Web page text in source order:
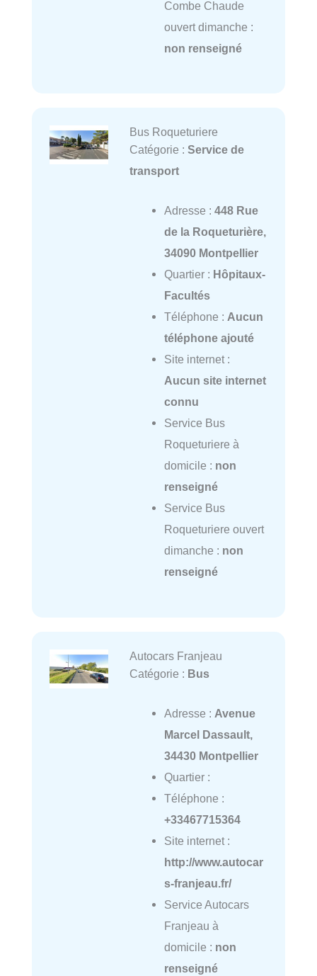
Combe Chaude
ouvert dimanche :
non renseigné
Bus Roqueturiere
Catégorie : Service de
transport
Adresse : 448 Rue
de la Roqueturière,
34090 Montpellier
Quartier : Hôpitaux-
Facultés
Téléphone : Aucun
téléphone ajouté
Site internet :
Aucun site internet
connu
Service Bus
Roqueturiere à
domicile : non
renseigné
Service Bus
Roqueturiere ouvert
dimanche : non
renseigné
Autocars Franjeau
Catégorie : Bus
Adresse : Avenue
Marcel Dassault,
34430 Montpellier
Quartier :
Téléphone :
+33467715364
Site internet :
http://www.autocar
s-franjeau.fr/
Service Autocars
Franjeau à
domicile : non
renseigné